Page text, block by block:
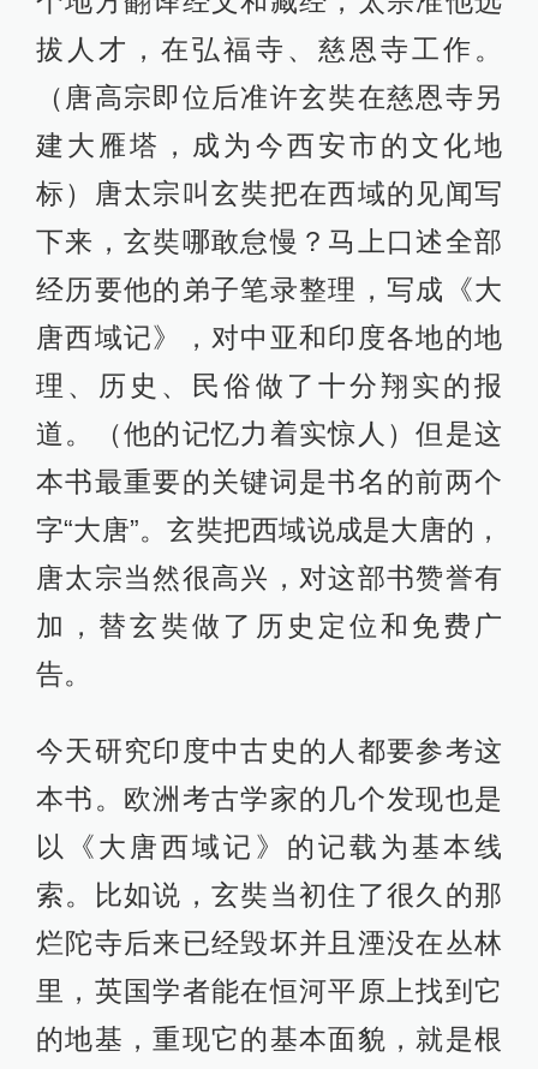
拔人才，在弘福寺、慈恩寺工作。
（唐高宗即位后准许玄奘在慈恩寺另
建大雁塔，成为今西安市的文化地
标）唐太宗叫玄奘把在西域的见闻写
下来，玄奘哪敢怠慢？马上口述全部
经历要他的弟子笔录整理，写成《大
唐西域记》，对中亚和印度各地的地
理、历史、民俗做了十分翔实的报
道。（他的记忆力着实惊人）但是这
本书最重要的关键词是书名的前两个
字“大唐”。玄奘把西域说成是大唐的，
唐太宗当然很高兴，对这部书赞誉有
加，替玄奘做了历史定位和免费广
告。
今天研究印度中古史的人都要参考这
本书。欧洲考古学家的几个发现也是
以《大唐西域记》的记载为基本线
索。比如说，玄奘当初住了很久的那
烂陀寺后来已经毁坏并且湮没在丛林
里，英国学者能在恒河平原上找到它
的地基，重现它的基本面貌，就是根